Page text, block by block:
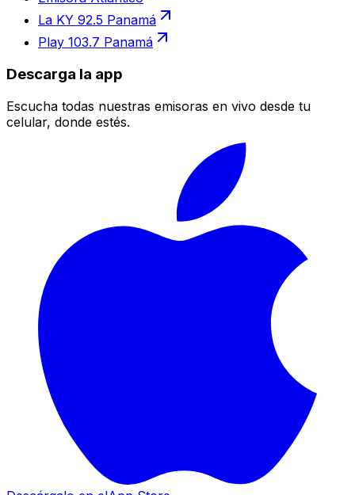
La KY 92.5 Panamá
Play 103.7 Panamá
Descarga la app
Escucha todas nuestras emisoras en vivo desde tu
celular, donde estés.